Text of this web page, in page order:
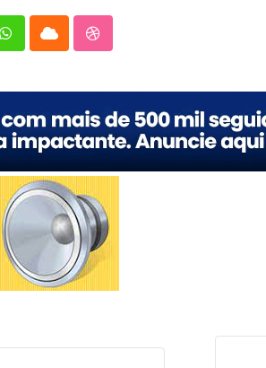
WhatsappCloud StumbleUpon